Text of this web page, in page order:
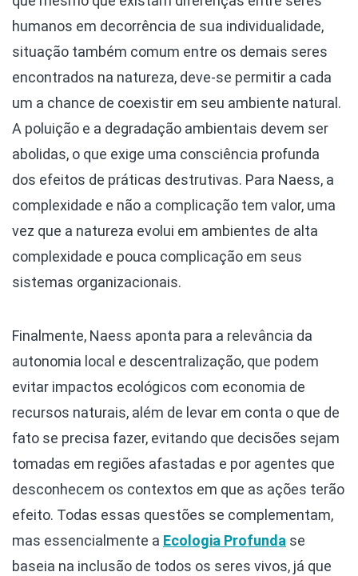
humanos em decorrência de sua individualidade,
situação também comum entre os demais seres
encontrados na natureza, deve-se permitir a cada
um a chance de coexistir em seu ambiente natural.
A poluição e a degradação ambientais devem ser
abolidas, o que exige uma consciência profunda
dos efeitos de práticas destrutivas. Para Naess, a
complexidade e não a complicação tem valor, uma
vez que a natureza evolui em ambientes de alta
complexidade e pouca complicação em seus
sistemas organizacionais.
Finalmente, Naess aponta para a relevância da
autonomia local e descentralização, que podem
evitar impactos ecológicos com economia de
recursos naturais, além de levar em conta o que de
fato se precisa fazer, evitando que decisões sejam
tomadas em regiões afastadas e por agentes que
desconhecem os contextos em que as ações terão
efeito. Todas essas questões se complementam,
mas essencialmente a Ecologia Profunda se
baseia na inclusão de todos os seres vivos, já que